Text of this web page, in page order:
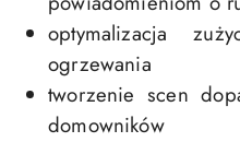
optymalizacja
ogrzewania
tworzenie scen
domowników